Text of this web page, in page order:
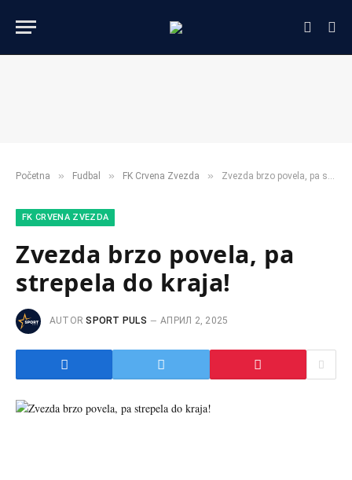
Početna » Fudbal » FK Crvena Zvezda » Zvezda brzo povela, pa strepela do kraja!
FK CRVENA ZVEZDA
Zvezda brzo povela, pa
strepela do kraja!
AUTOR SPORT PULS АПРИЛ 2, 2025